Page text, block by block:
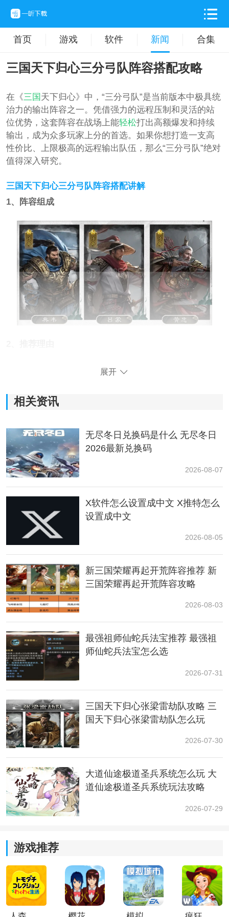
首页 游戏 软件 新闻 合集
三国天下归心三分弓队阵容搭配攻略
在《三国 天下归心》中，“三分弓队”是当前版本中极具统
治力的输出阵容之一。凭借强力的远程压制和灵活的站
位优势，这套阵容在战场上能轻松打出高额爆发和持续
输出，成为众多玩家上分的首选。如果你想打造一支高
性价比、上限极高的远程输出队伍，那么“三分弓队”绝对
值得深入研究。
三国天下归心三分弓队阵容搭配讲解
1、阵容组成
黄忠是一个能对敌方后排造成极大威胁的英雄，但是其
弓"引入了典韦和吕蒙两位具有保护能力的英雄，且在布
阵上也能最大程度发挥黄忠的输出能力。
典韦：天赋技能"折冲左右"可以对已方战力最高英雄进行
【保护】，承担其受到的部分伤害并发动反击。
吕蒙：【白衣渡江】则可让追击格上的英雄在前几回合
达到一定程度后，则可以在安全的环境了下
迅速解决敌方主C，从而结束战斗。
3、搭配思路
站位：布阵站位时，应注意让黄忠踩在典韦后方的追击
格上，同时吕蒙和典韦站在同一排，提供的追击格也覆
盖到黄忠。
益的技能，比如缮甲厉兵、历战之躯、首尾相援，而黄
忠则是怎么暴力怎么来 ------层峰叠刃、巧取豪夺、单枪
匹马(被动)等等。
养成：这套阵容虽然在低损开荒上的表现不及其他推荐
能取得不错的战果，是相对比较"省心"的一种选择。
总体来说，《三国天下归心》的三分弓队兼具输出与节
奏掌控，是版本中不可忽视的强力阵容。无论是新手想
快速上手，还是老玩家追求极限爆发，这套阵容都有极
高的养成价值。掌握站位与技能释放顺序，你也能轻松
展开
相关资讯
无尽冬日兑换码是什么 无尽冬日
2026最新兑换码
2026-08-07
X软件怎么设置成中文 X推特怎么
设置成中文
2026-08-05
新三国荣耀再起开荒阵容推荐 新
三国荣耀再起开荒阵容攻略
2026-08-03
最强祖师仙蛇兵法宝推荐 最强祖
师仙蛇兵法宝怎么选
2026-07-31
三国天下归心张梁雷劫队攻略 三
国天下归心张梁雷劫队怎么玩
2026-07-30
大道仙途极道圣兵系统怎么玩 大
道仙途极道圣兵系统玩法攻略
2026-07-29
游戏推荐